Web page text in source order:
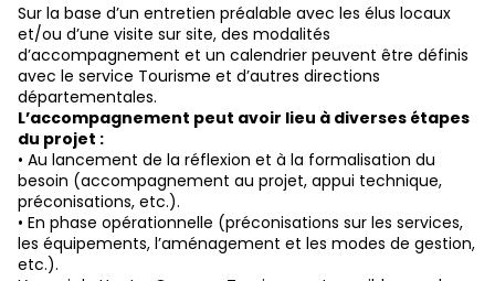
Sur la base d’un entretien préalable avec les élus locaux
et/ou d’une visite sur site, des modalités
d’accompagnement et un calendrier peuvent être définis
avec le service Tourisme et d’autres directions
départementales.
L’accompagnement peut avoir lieu à diverses étapes
du projet :
• Au lancement de la réflexion et à la formalisation du
besoin (accompagnement au projet, appui technique,
préconisations, etc.).
• En phase opérationnelle (préconisations sur les services,
les équipements, l’aménagement et les modes de gestion,
etc.).